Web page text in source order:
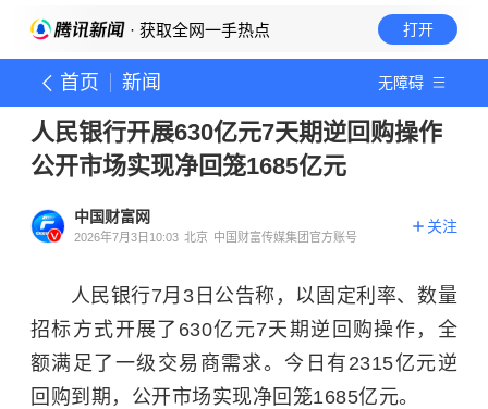
· 获取全网一手热点 打开
首页 新闻 无障碍
人民银行开展630亿元7天期逆回购操作
公开市场实现净回笼1685亿元
中国财富网
2026年7月3日10:03 北京 中国财富传媒集团官方账号
关注
人民银行7月3日公告称，以固定利率、数量
招标方式开展了630亿元7天期逆回购操作，全
额满足了一级交易商需求。今日有2315亿元逆
回购到期，公开市场实现净回笼1685亿元。